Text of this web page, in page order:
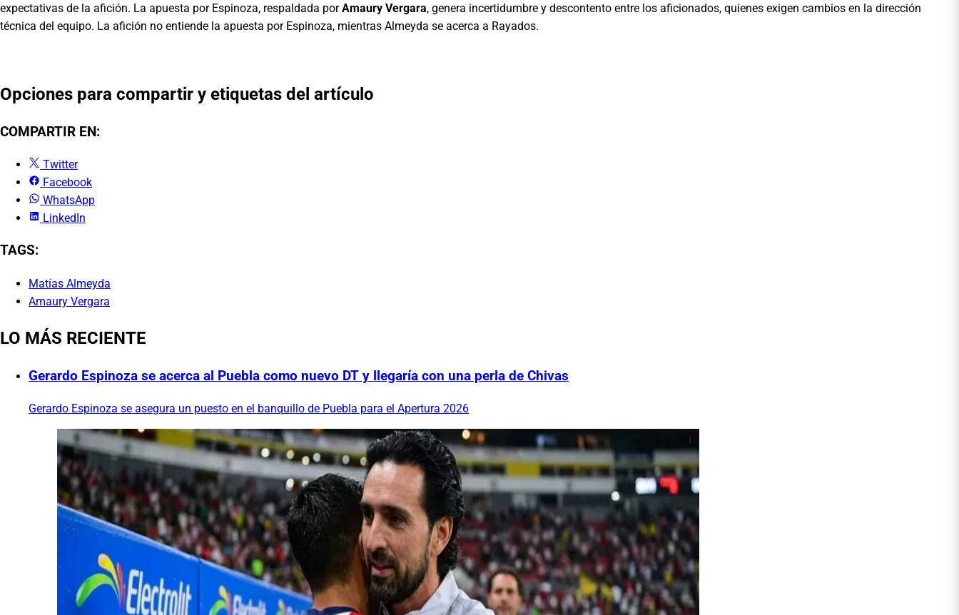
expectativas de la afición. La apuesta por Espinoza, respaldada porAmaury Vergara, genera incertidumbre y descontento entre los aficionados, quienes exigen cambios en la dirección
técnica del equipo. La afición no entiende la apuesta por Espinoza, mientras Almeyda se acerca a Rayados.
Opciones para compartir y etiquetas del artículo
COMPARTIR EN:
Twitter
Facebook
WhatsApp
LinkedIn
TAGS:
Matías Almeyda
Amaury Vergara
LO MÁS RECIENTE
Gerardo Espinoza se acerca al Puebla como nuevo DT y llegaría con una perla de Chivas
Gerardo Espinoza se asegura un puesto en el banquillo de Puebla para el Apertura 2026